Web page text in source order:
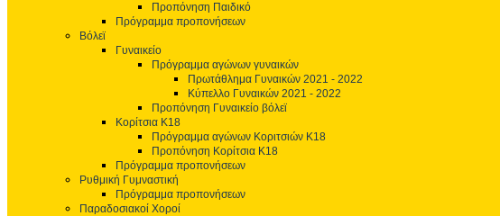
Προπόνηση Παιδικό
Πρόγραμμα προπονήσεων
Βόλεϊ
Γυναικείο
Πρόγραμμα αγώνων γυναικών
Πρωτάθλημα Γυναικών 2021 - 2022
Κύπελλο Γυναικών 2021 - 2022
Προπόνηση Γυναικείο βόλεϊ
Κορίτσια Κ18
Πρόγραμμα αγώνων Κοριτσιών Κ18
Προπόνηση Κορίτσια Κ18
Πρόγραμμα προπονήσεων
Ρυθμική Γυμναστική
Πρόγραμμα προπονήσεων
Παραδοσιακοί Χοροί